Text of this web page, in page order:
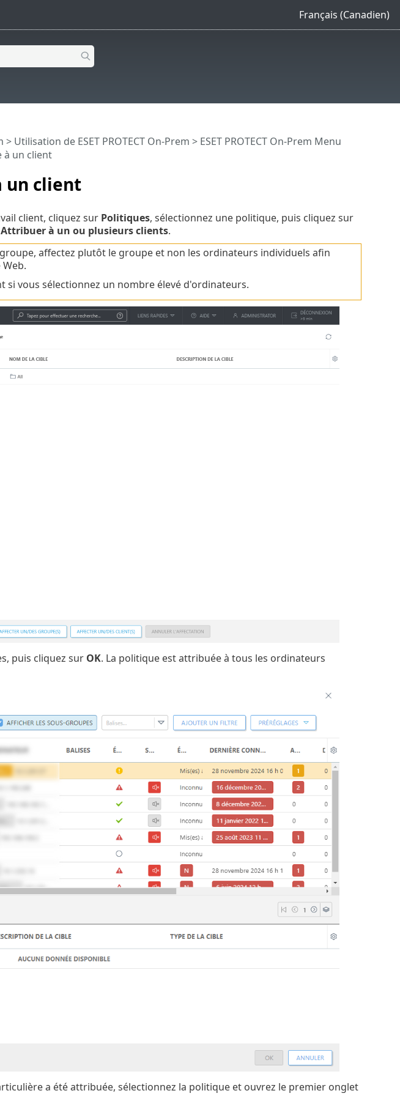
Français (Canadien)
un client
> Utilisation de ESET PROTECT On-Prem > ESET PROTECT On-Prem Menu
à un client
client, cliquez sur Politiques, sélectionnez une politique, puis cliquez sur
Attribuer à un ou plusieurs clients.
affectez plutôt le groupe et non les ordinateurs individuels afin
si vous sélectionnez un nombre élevé d'ordinateurs.
puis cliquez sur OK. La politique est attribuée à tous les ordinateurs
a été attribuée, sélectionnez la politique et ouvrez le premier onglet